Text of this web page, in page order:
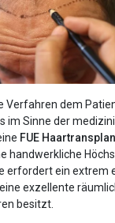
Verfahren dem
im Sinne der
FUE
handwerkliche
erfordert ein extrem
exzellente
besitzt.